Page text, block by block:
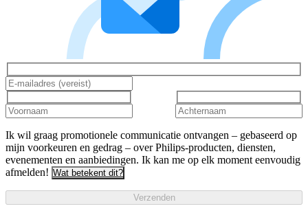
Ik wil graag promotionele communicatie ontvangen – gebaseerd op
mijn voorkeuren en gedrag – over Philips-producten, diensten,
evenementen en aanbiedingen. Ik kan me op elk moment eenvoudig
afmelden! Wat betekent dit?
Verzenden